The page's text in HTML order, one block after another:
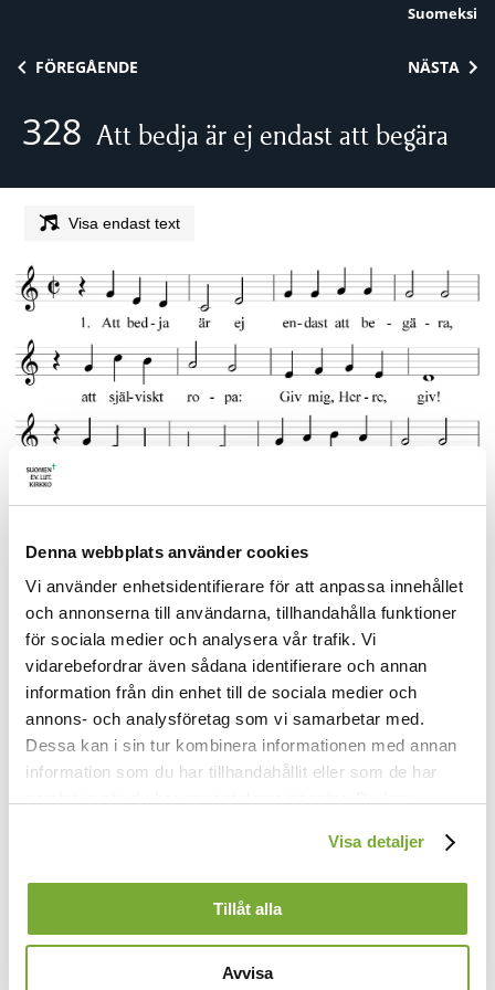
Denna webbplats använder cookies
Vi använder enhetsidentifierare för att anpassa innehållet
och annonserna till användarna, tillhandahålla funktioner
för sociala medier och analysera vår trafik. Vi
vidarebefordrar även sådana identifierare och annan
information från din enhet till de sociala medier och
annons- och analysföretag som vi samarbetar med.
Dessa kan i sin tur kombinera informationen med annan
information som du har tillhandahållit eller som de har
-länken i nedre delen
Visa detaljer
Tillåt alla
Avvisa
Suomeksi
FÖREGÅENDE NÄSTA
328 Att bedja är ej endast att begära
Visa endast text
1.
Att bedja är ej endast att begära,
att själviskt ropa: Giv mig, Herre, giv!”
Att bedja är att komma Gud så nära
att han blir livet i vårt eget liv.
2.
att låta nåden rika källsprång strömma
Att bedja, det är kraften att försaka,
att mitt i stormen vara trygg och still
och visa alla varför fast tillbaka